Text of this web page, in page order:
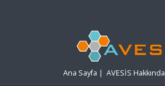
Ana Sayfa | AVESİS Hakkında